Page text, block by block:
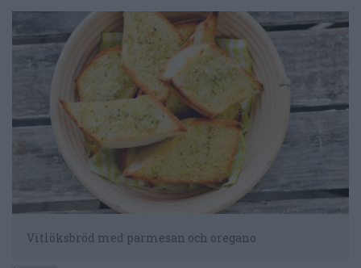
Vitlöksbröd med parmesan och oregano